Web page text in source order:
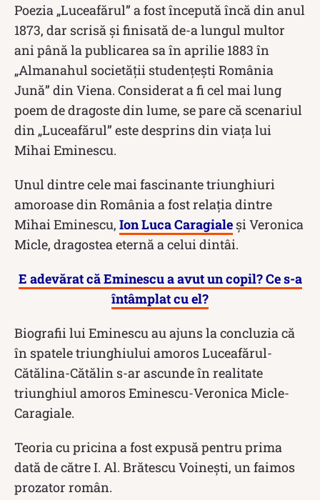
Poezia „Luceafărul” a fost începută încă din anul
1873, dar scrisă și finisată de-a lungul multor
ani până la publicarea sa în aprilie 1883 în
„Almanahul societății studențești România
Jună” din Viena. Considerat a fi cel mai lung
poem de dragoste din lume, se pare că scenariul
din „Luceafărul” este desprins din viața lui
Mihai Eminescu.
Unul dintre cele mai fascinante triunghiuri
amoroase din România a fost relația dintre
Mihai Eminescu, Ion Luca Caragiale și Veronica
Micle, dragostea eternă a celui dintâi.
E adevărat că Eminescu a avut un copil? Ce s-a
întâmplat cu el?
Biografii lui Eminescu au ajuns la concluzia că
în spatele triunghiului amoros Luceafărul-
Cătălina-Cătălin s-ar ascunde în realitate
triunghiul amoros Eminescu-Veronica Micle-
Caragiale.
Teoria cu pricina a fost expusă pentru prima
dată de către I. Al. Brătescu Voineşti, un faimos
prozator român.